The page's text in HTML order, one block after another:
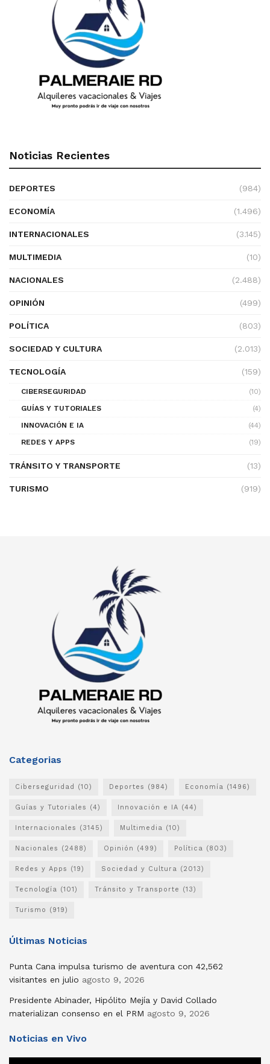
Noticias Recientes
DEPORTES (984)
ECONOMÍA (1.496)
INTERNACIONALES (3.145)
MULTIMEDIA (10)
NACIONALES (2.488)
OPINIÓN (499)
POLÍTICA (803)
SOCIEDAD Y CULTURA (2.013)
TECNOLOGÍA (159)
CIBERSEGURIDAD
(10)
GUÍAS Y TUTORIALES
(4)
INNOVACIÓN E IA
(44)
REDES Y APPS
(19)
TRÁNSITO Y TRANSPORTE (13)
TURISMO (919)
Categorias
Ciberseguridad (10) Deportes (984) Economía (1496)
Guías y Tutoriales (4) Innovación e IA (44)
Internacionales (3145) Multimedia (10)
Nacionales (2488) Opinión (499) Política (803)
Redes y Apps (19) Sociedad y Cultura (2013)
Tecnología (101) Tránsito y Transporte (13)
Turismo (919)
Últimas Noticias
Punta Cana impulsa turismo de aventura con 42,562
visitantes en julio agosto 9, 2026
Presidente Abinader, Hipólito Mejía y David Collado
materializan consenso en el PRM agosto 9, 2026
Noticias en Vivo